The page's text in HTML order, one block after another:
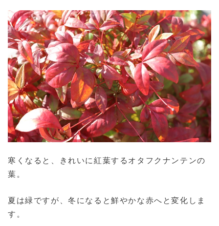
寒くなると、きれいに紅葉するオタフクナンテンの
葉。
夏は緑ですが、冬になると鮮やかな赤へと変化しま
す。